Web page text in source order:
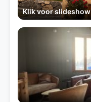
Klik voor slideshow